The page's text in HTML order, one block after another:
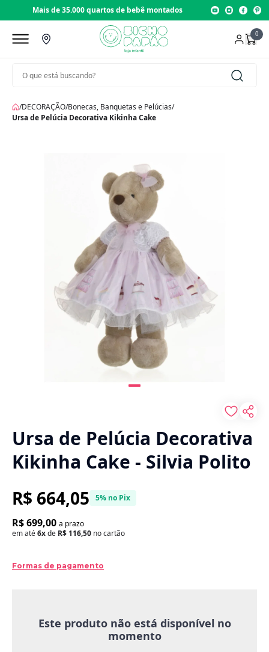
Loja com 22 anos de tradição
0
/DECORAÇÃO/Bonecas, Banquetas e Pelúcias/
Ursa de Pelúcia Decorativa Kikinha Cake
Ursa de Pelúcia Decorativa
Kikinha Cake - Silvia Polito
R$ 664,05 5% no Pix
R$ 699,00 a prazo
em até6xde R$ 116,50 no cartão
Formas de pagamento
Este produto não está disponível no
momento